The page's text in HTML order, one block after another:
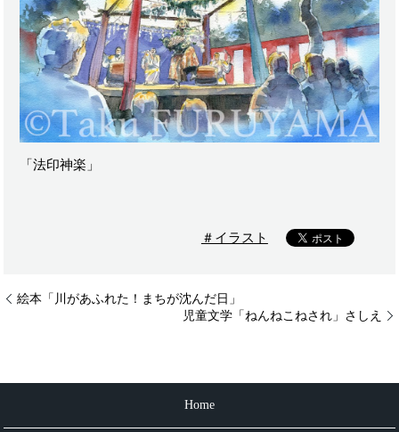
「法印神楽」
＃イラスト
絵本「川があふれた！まちが沈んだ日」
児童文学「ねんねこねされ」さしえ
Home